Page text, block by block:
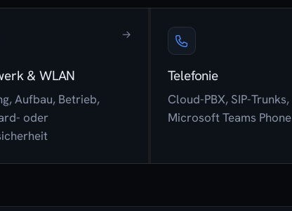
& WLAN
Aufbau, Betrieb,
oder
→
Telefonie
Cloud-PBX, SIP-Trunks,
Microsoft Teams Phone